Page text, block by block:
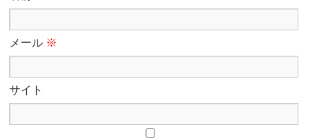
メール ※
サイト